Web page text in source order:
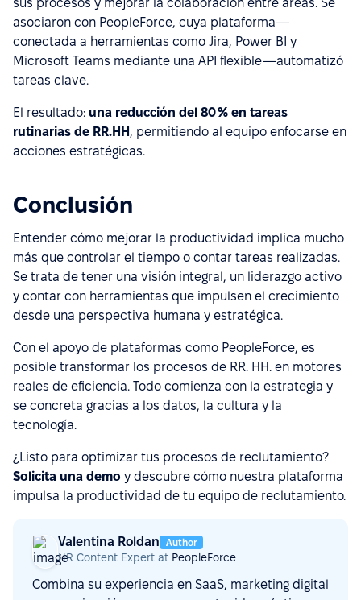
sus procesos y mejorar la colaboración entre áreas. Se
asociaron con PeopleForce, cuya plataforma—
conectada a herramientas como Jira, Power BI y
Microsoft Teams mediante una API flexible—automatizó
tareas clave.
El resultado: una reducción del 80 % en tareas
rutinarias de RR.HH , permitiendo al equipo enfocarse en
acciones estratégicas.
Conclusión
Entender cómo mejorar la productividad implica mucho
más que controlar el tiempo o contar tareas realizadas.
Se trata de tener una visión integral, un liderazgo activo
y contar con herramientas que impulsen el crecimiento
desde una perspectiva humana y estratégica.
Con el apoyo de plataformas como PeopleForce, es
posible transformar los procesos de RR. HH. en motores
reales de eficiencia. Todo comienza con la estrategia y
se concreta gracias a los datos, la cultura y la
tecnología.
¿Listo para optimizar tus procesos de reclutamiento?
Solicita una demo y descubre cómo nuestra plataforma
impulsa la productividad de tu equipo de reclutamiento.
Valentina Roldan Author
HR Content Expert at PeopleForce
Combina su experiencia en SaaS, marketing digital